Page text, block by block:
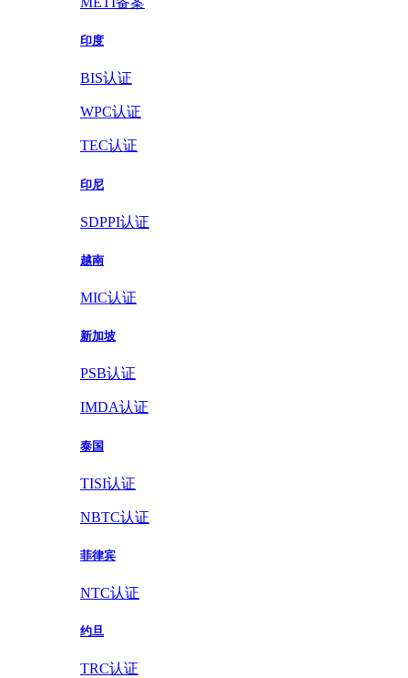
印度
BIS认证
WPC认证
TEC认证
印尼
SDPPI认证
越南
MIC认证
新加坡
PSB认证
IMDA认证
泰国
TISI认证
NBTC认证
菲律宾
NTC认证
约旦
TRC认证